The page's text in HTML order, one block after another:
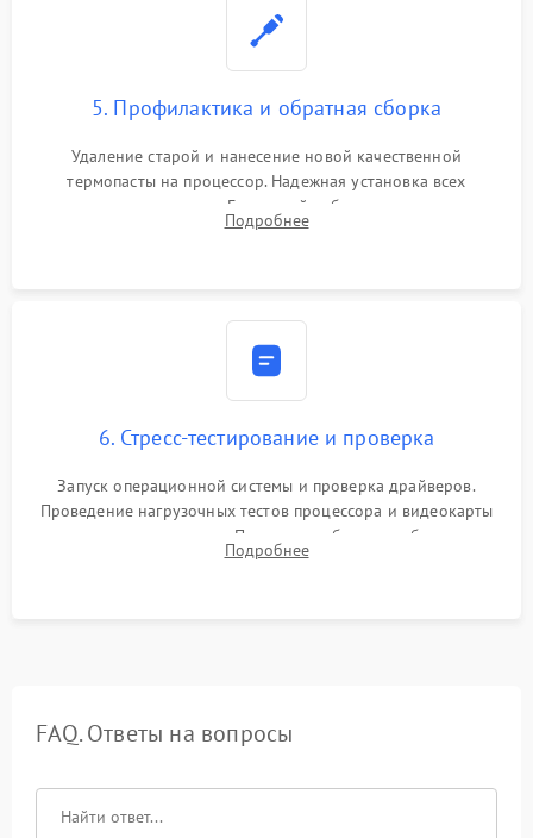
5. Профилактика и обратная сборка
Удаление старой и нанесение новой качественной
термопасты на процессор. Надежная установка всех
комплектующих в слоты. Грамотный кабель-менеджмент для
обеспечения правильной циркуляции воздуха внутри
Подробнее
6. Стресс-тестирование и проверка
Запуск операционной системы и проверка драйверов.
Проведение нагрузочных тестов процессора и видеокарты
для контроля температур. Проверка работоспособности всех
USB-портов, аудиовыходов и сетевого подключения.
Подробнее
FAQ. Ответы на вопросы